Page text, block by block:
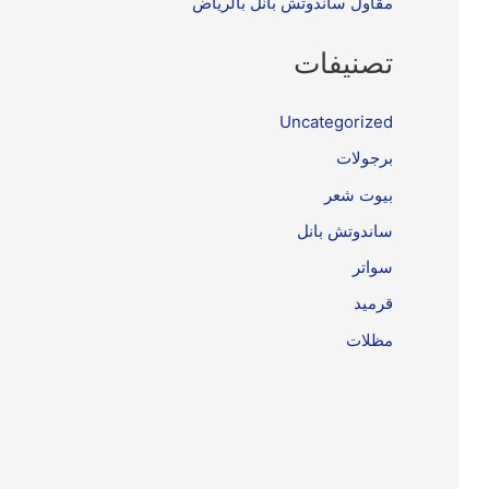
تصنيفات
Uncategorized
برجولات
بيوت شعر
ساندوتش بانل
سواتر
قرميد
مظلات